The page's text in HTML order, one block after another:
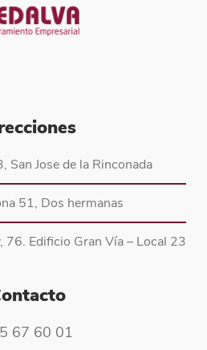
San Jose de la Rinconada
51, Dos hermanas
76. Edificio Gran Vía – Local 23
67 60 01